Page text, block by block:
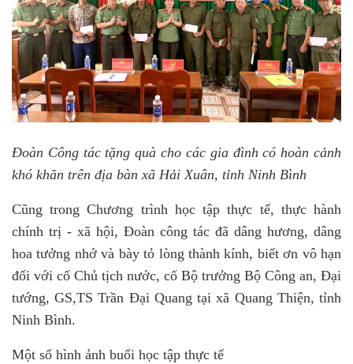
Đoàn Công tác tặng quà cho các gia đình có hoàn cảnh
khó khăn trên địa bàn xã Hải Xuân, tỉnh Ninh Bình
Cũng trong Chương trình học tập thực tế, thực hành
chính trị - xã hội, Đoàn công tác đã dâng hương, dâng
hoa tưởng nhớ và bày tỏ lòng thành kính, biết ơn vô hạn
đối với cố Chủ tịch nước, cố Bộ trưởng Bộ Công an, Đại
tướng, GS,TS Trần Đại Quang tại xã Quang Thiện, tỉnh
Ninh Bình.
Một số hình ảnh buổi học tập thực tế